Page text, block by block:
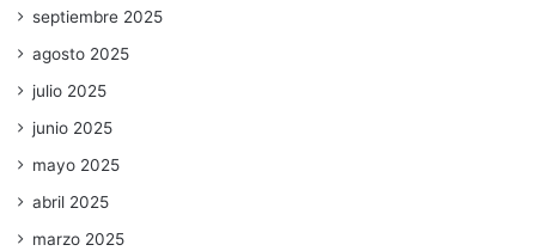
septiembre 2025
agosto 2025
julio 2025
junio 2025
mayo 2025
abril 2025
marzo 2025